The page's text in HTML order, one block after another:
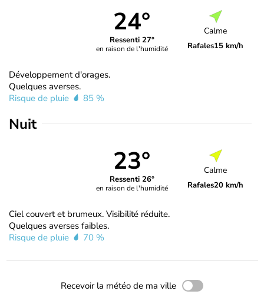
24°
Ressenti 27°
en raison de l'humidité
Calme
Rafales15 km/h
Développement d'orages.
Quelques averses.
Risque de pluie
85 %
Nuit
23°
Ressenti 26°
en raison de l'humidité
Calme
Rafales20 km/h
Ciel couvert et brumeux. Visibilité réduite.
Quelques averses faibles.
Risque de pluie
70 %
Recevoir la météo de ma ville